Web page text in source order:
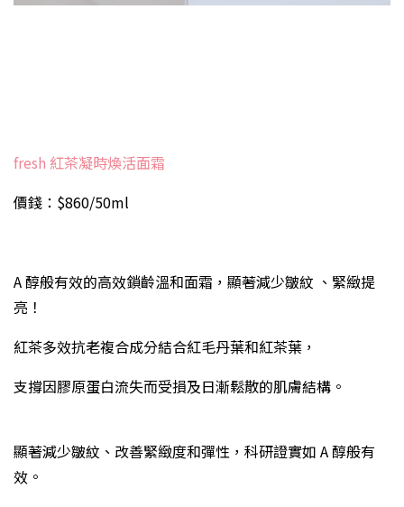
fresh 紅茶凝時煥活面霜
價錢：$860/50ml
A 醇般有效的高效鎖齡溫和面霜，顯著減少皺紋 、緊緻提
亮！
紅茶多效抗老複合成分結合紅毛丹葉和紅茶葉，
支撐因膠原蛋白流失而受損及日漸鬆散的肌膚結構。
顯著減少皺紋、改善緊緻度和彈性，科研證實如 A 醇般有
效。